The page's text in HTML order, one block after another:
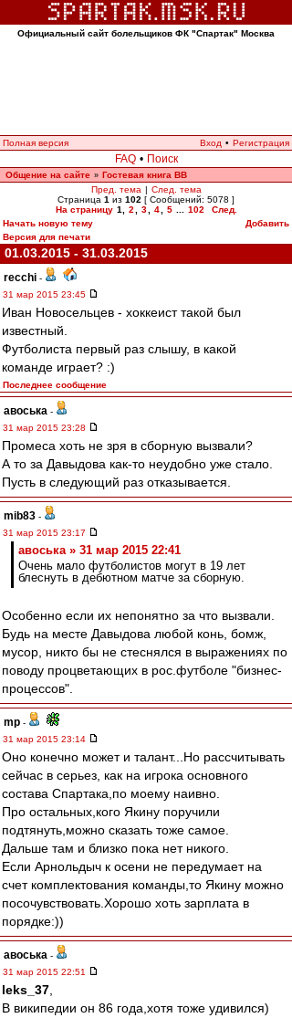
Официальный сайт болельщиков ФК "Спартак" Москва
Полная версия Вход • Регистрация
FAQ • Поиск
Общение на сайте » Гостевая книга ВВ
Пред. тема | След. тема
Страница 1 из 102 [ Сообщений: 5078 ]
На страницу 1 2 3 4 5 102
След.
Начать новую тему
Добавить
Версия для печати
01.03.2015 - 31.03.2015
recchi -
31 мар 2015 23:45
Иван Новосельцев - хоккеист такой был
известный.
Футболиста первый раз слышу, в какой
команде играет? :)
Последнее сообщение
авоська -
31 мар 2015 23:28
Промеса хоть не зря в сборную вызвали?
А то за Давыдова как-то неудобно уже стало.
Пусть в следующий раз отказывается.
mib83 -
31 мар 2015 23:17
авоська » 31 мар 2015 22:41
Очень мало футболистов могут в 19 лет
блеснуть в дебютном матче за сборную.
Особенно если их непонятно за что вызвали.
Будь на месте Давыдова любой конь, бомж,
мусор, никто бы не стеснялся в выражениях по
поводу процветающих в рос.футболе "бизнес-
процессов".
mp -
31 мар 2015 23:14
Оно конечно может и талант...Но рассчитывать
сейчас в серьез, как на игрока основного
состава Спартака,по моему наивно.
Про остальных,кого Якину поручили
подтянуть,можно сказать тоже самое.
Дальше там и близко пока нет никого.
Если Арнольдыч к осени не передумает на
счет комплектования команды,то Якину можно
посочувствовать.Хорошо хоть зарплата в
порядке:))
авоська -
31 мар 2015 22:51
leks_37
В википедии он 86 года,хотя тоже удивился)